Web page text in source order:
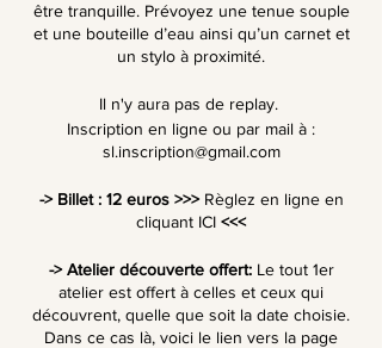
être tranquille. Prévoyez une tenue souple
et une bouteille d’eau ainsi qu’un carnet et
un stylo à proximité.
Il n'y aura pas de replay.
Inscription en ligne ou par mail à :
sl.inscription@gmail.com
-> Billet : 12 euros >>> Règlez en ligne en
cliquant ICI <<<
-> Atelier découverte offert: Le tout 1er
atelier est offert à celles et ceux qui
découvrent, quelle que soit la date choisie.
Dans ce cas là, voici le lien vers la page